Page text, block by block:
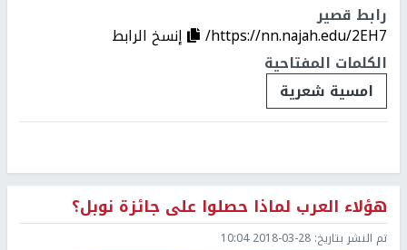
رابط قصير
https://nn.najah.edu/2EH7/
إنسخ الرابط
الكلمات المفتاحية
امسية شعرية
هؤلاء العرب لماذا حصلوا على جائزة نوبل؟
تم النشر بتاريخ: 2018-03-28 10:04